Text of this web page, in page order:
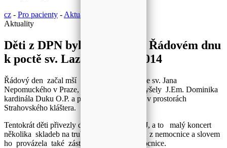
cz - Pro pacienty - Aktuality
Aktuality
Děti z DPN byly v Praze na Řádovém dnu
k poctě sv. Lazara 13. 12. 2014
Řádový den začal mší ve Vojenském kostele sv. Jana
Nepomuckého v Praze, kde děti viděly a slyšely J.Em. Dominika
kardinála Duku O.P. a pokračoval setkáním v prostorách
Strahovského kláštera.
Tentokrát děti přivezly dárek pro členy ŘSLJ, a to malý koncert
několika skladeb na trubku. Zahrál chlapec z nemocnice a slovem
ho provázela také zástupkyně dětí z nemocnice.